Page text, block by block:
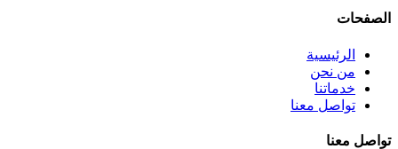
الصفحات
الرئيسية
من نحن
خدماتنا
تواصل معنا
تواصل معنا